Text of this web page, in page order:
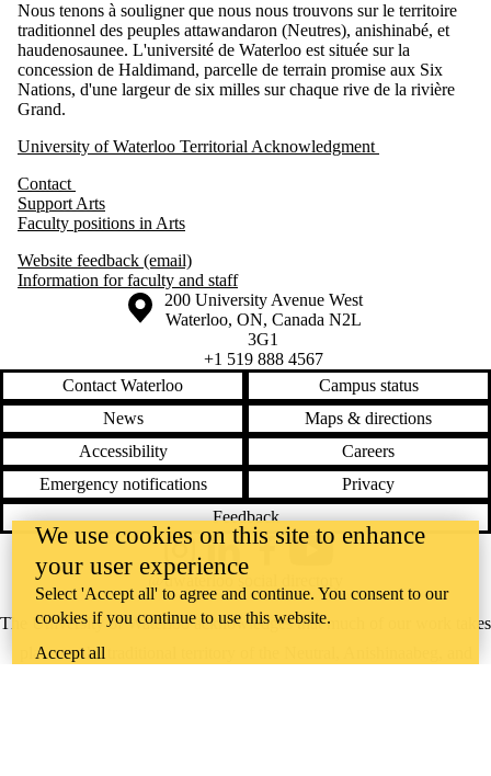
Nous tenons à souligner que nous nous trouvons sur le territoire
traditionnel des peuples attawandaron (Neutres), anishinabé, et
haudenosaunee. L'université de Waterloo est située sur la
concession de Haldimand, parcelle de terrain promise aux Six
Nations, d'une largeur de six milles sur chaque rive de la rivière
Grand.
University of Waterloo Territorial Acknowledgment
Contact
Support Arts
Faculty positions in Arts
Website feedback (email)
Information for faculty and staff
Information about the University of Waterloo
Campus map
200 University Avenue West
Waterloo, ON, Canada N2L
3G1
+1 519 888 4567
Contact Waterloo
Campus status
News
Maps & directions
Accessibility
Careers
Emergency notifications
Privacy
Feedback
The University of Waterloo acknowledges that much of our work takes
place on the traditional territory of the Neutral, Anishinaabeg, and
InstagramLinkedInFacebook
@uwaterloo social directory
We use cookies on this site to enhance
your user experience
Select 'Accept all' to agree and continue. You consent to our
cookies if you continue to use this website.
Accept all